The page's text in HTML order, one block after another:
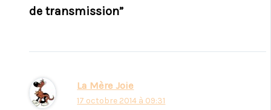
de transmission”
La Mère Joie
17 octobre 2014 à 09:31